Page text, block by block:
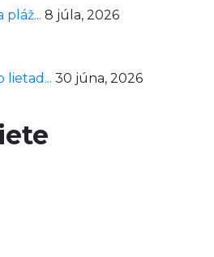
pláž... 8 júla, 2026
lietad... 30 júna, 2026